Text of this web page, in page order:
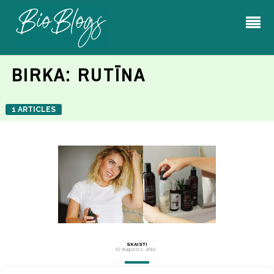
BIRKA: RUTĪNA
1 ARTICLES
SKAISTI
07 Augustss, 2019